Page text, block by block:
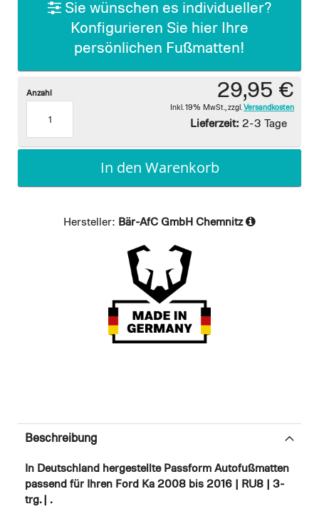
Sie wünschen es individueller?
Konfigurieren Sie hier Ihre
persönlichen Fußmatten!
29,95 €
Inkl. 19% MwSt. zzgl. Versandkosten
Lieferzeit: 2-3 Tage
Anzahl
In den Warenkorb
Hersteller: Bär-AfC GmbH Chemnitz
Beschreibung
In Deutschland hergestellte Passform Autofußmatten
passend für Ihren Ford Ka 2008 bis 2016 | RU8 | 3-
trg. | .